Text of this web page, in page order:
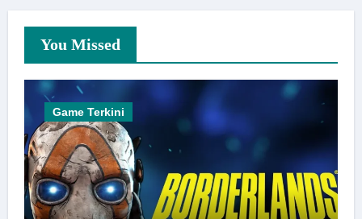
You Missed
Game Terkini